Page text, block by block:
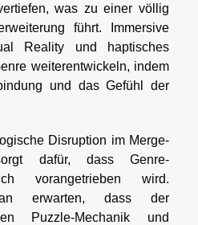
was zu einer völlig
führt. Immersive
Reality und haptisches
weiterentwickeln, indem
und das Gefühl der
Disruption im Merge-
dafür, dass Genre-
vorangetrieben wird.
erwarten, dass der
Puzzle-Mechanik und